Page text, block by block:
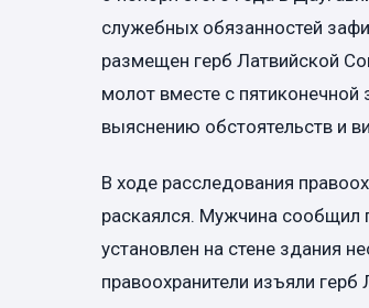
служебных обязанностей
размещен герб Латвийской
молот вместе с
выяснению обстоятельств и
В ходе расследования
раскаялся. Мужчина сообщил
установлен на стене здания
правоохранители изъяли